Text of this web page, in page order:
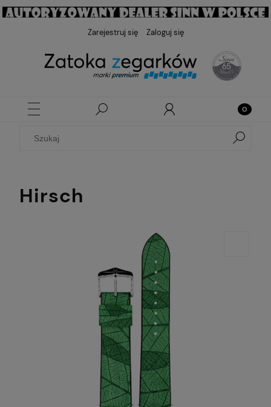
Zarejestruj się Zaloguj się
Hirsch